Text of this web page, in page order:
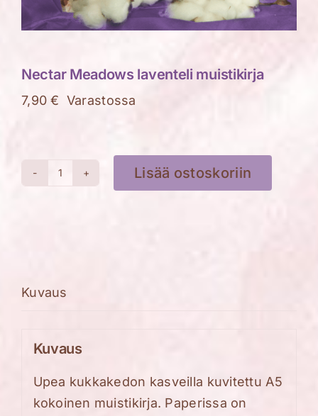
Nectar Meadows laventeli muistikirja
7,90€ Varastossa
Lisää ostoskoriin
Kuvaus
Kuvaus
Upea kukkakedon kasveilla kuvitettu A5
kokoinen muistikirja. Paperissa on